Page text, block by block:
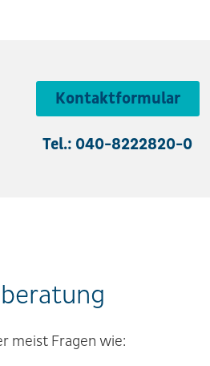
Kontaktformular
Tel.: 040-8222820-0
meist Fragen wie: